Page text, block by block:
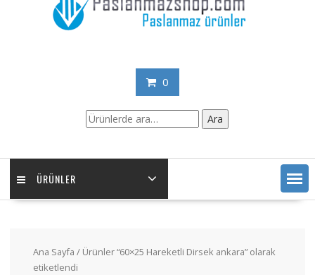
0
Ara: Ara
ÜRÜNLER
Ana Sayfa / Ürünler “60×25 Hareketli Dirsek ankara” olarak
etiketlendi